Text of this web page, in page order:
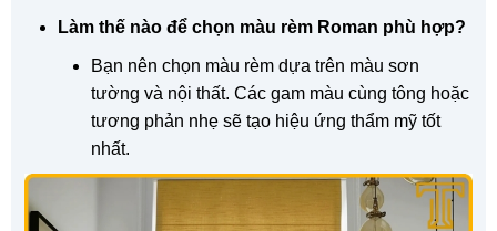
Làm thế nào để chọn màu rèm Roman phù hợp?
Bạn nên chọn màu rèm dựa trên màu sơn
tường và nội thất. Các gam màu cùng tông hoặc
tương phản nhẹ sẽ tạo hiệu ứng thẩm mỹ tốt
nhất.